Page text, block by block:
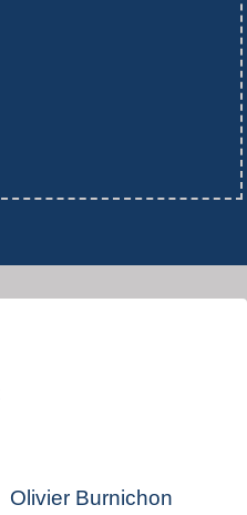
Olivier Burnichon